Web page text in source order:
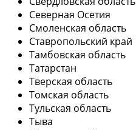
Северная Осетия
Смоленская область
Ставропольский край
Тамбовская область
Татарстан
Тверская область
Томская область
Тульская область
Тыва